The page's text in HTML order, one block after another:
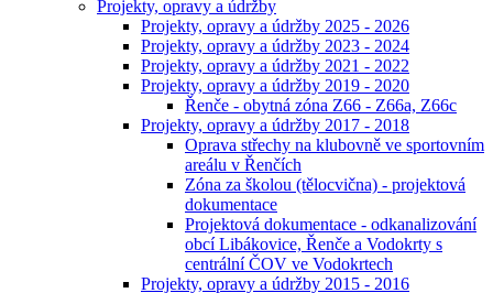
Projekty, opravy a údržby
Projekty, opravy a údržby 2025 - 2026
Projekty, opravy a údržby 2023 - 2024
Projekty, opravy a údržby 2021 - 2022
Projekty, opravy a údržby 2019 - 2020
Řenče - obytná zóna Z66 - Z66a, Z66c
Projekty, opravy a údržby 2017 - 2018
Oprava střechy na klubovně ve sportovním
areálu v Řenčích
Zóna za školou (tělocvična) - projektová
dokumentace
Projektová dokumentace - odkanalizování
obcí Libákovice, Řenče a Vodokrty s
centrální ČOV ve Vodokrtech
Projekty, opravy a údržby 2015 - 2016